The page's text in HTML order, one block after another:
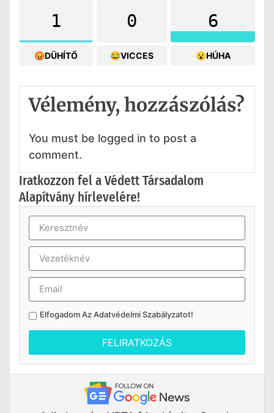
1
😡DÜHÍTŐ
0
😂VICCES
6
😮HÚHA
Vélemény, hozzászólás?
You must be logged in to post a
comment.
Iratkozzon fel a Védett Társadalom
Alapítvány hírlevelére!
Elfogadom AzAdatvédelmi Szabályzatot!
FELIRATKOZÁS